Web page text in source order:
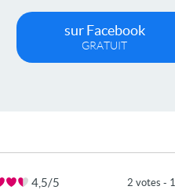
sur Facebook
GRATUIT
4,5/5 2 votes -